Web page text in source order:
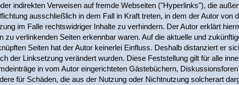
indirekten Verweisen auf fremde Webseiten ("Hyperlinks"), die
ausschließlich in dem Fall in Kraft treten, in dem der Autor
im Falle rechtswidriger Inhalte zu verhindern. Der Autor erklärt
zu verlinkenden Seiten erkennbar waren. Auf die aktuelle und
Seiten hat der Autor keinerlei Einfluss. Deshalb distanziert er
der Linksetzung verändert wurden. Diese Feststellung gilt für alle
in vom Autor eingerichteten Gästebüchern,
für Schäden, die aus der Nutzung oder Nichtnutzung solcherart